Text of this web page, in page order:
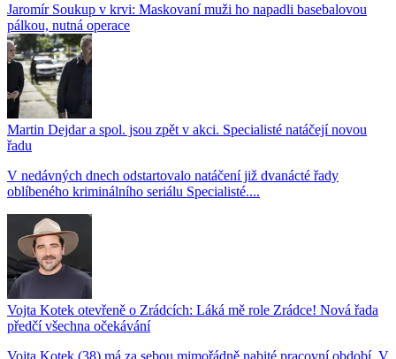
Jaromír Soukup v krvi: Maskovaní muži ho napadli basebalovou
pálkou, nutná operace
Martin Dejdar a spol. jsou zpět v akci. Specialisté natáčejí novou
řadu
V nedávných dnech odstartovalo natáčení již dvanácté řady
oblíbeného kriminálního seriálu Specialisté....
Vojta Kotek otevřeně o Zrádcích: Láká mě role Zrádce! Nová řada
předčí všechna očekávání
Vojta Kotek (38) má za sebou mimořádně nabité pracovní období. V